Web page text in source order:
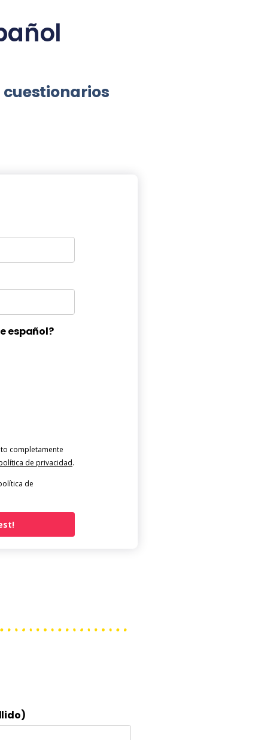
cuestionarios
español?
completamente
de privacidad.
de